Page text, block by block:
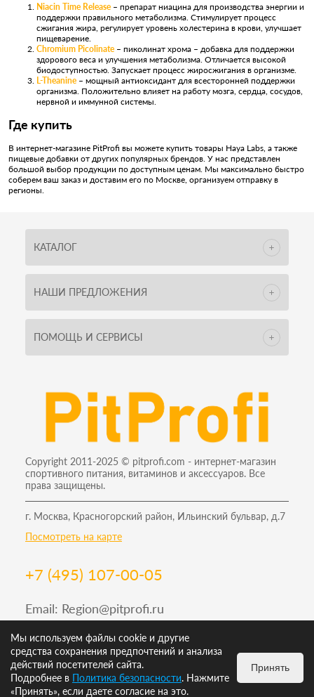
Niacin Time Release – препарат ниацина для производства энергии и
поддержки правильного метаболизма. Стимулирует процесс
сжигания жира, регулирует уровень холестерина в крови, улучшает
пищеварение.
Chromium Picolinate – пиколинат хрома – добавка для поддержки
здорового веса и улучшения метаболизма. Отличается высокой
биодоступностью. Запускает процесс жиросжигания в организме.
L-Theanine – мощный антиоксидант для всесторонней поддержки
организма. Положительно влияет на работу мозга, сердца, сосудов,
нервной и иммунной системы.
Где купить
В интернет-магазине PitProfi вы можете купить товары Haya Labs, а также
пищевые добавки от других популярных брендов. У нас представлен
большой выбор продукции по доступным ценам. Мы максимально быстро
соберем ваш заказ и доставим его по Москве, организуем отправку в
регионы.
КАТАЛОГ
НАШИ ПРЕДЛОЖЕНИЯ
ПОМОЩЬ И СЕРВИСЫ
Copyright 2011-2025 © pitprofi.com - интернет-магазин
спортивного питания, витаминов и аксессуаров. Все
права защищены.
г. Москва, Красногорский район, Ильинский бульвар, д.7
Посмотреть на карте
+7 (495) 107-00-05
Email: Region@pitprofi.ru
График работы Пн-Пт: 9-19, Сб: 10-18 Вс: 12-18
ИЗБРАННОЕ 0
Мы используем файлы cookie и другие
средства сохранения предпочтений и анализа
действий посетителей сайта.
Подробнее в Политика безопасности. Нажмите
«Принять», если даете согласие на это.
Принять